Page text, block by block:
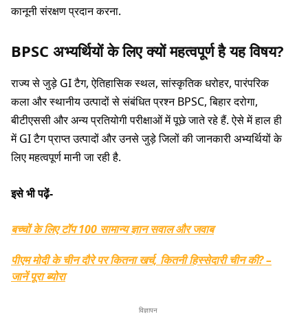
कानूनी संरक्षण प्रदान करना.
BPSC अभ्यर्थियों के लिए क्यों महत्वपूर्ण है यह विषय?
राज्य से जुड़े GI टैग, ऐतिहासिक स्थल, सांस्कृतिक धरोहर, पारंपरिक
कला और स्थानीय उत्पादों से संबंधित प्रश्न BPSC, बिहार दरोगा,
बीटीएससी और अन्य प्रतियोगी परीक्षाओं में पूछे जाते रहे हैं. ऐसे में हाल ही
में GI टैग प्राप्त उत्पादों और उनसे जुड़े जिलों की जानकारी अभ्यर्थियों के
लिए महत्वपूर्ण मानी जा रही है.
इसे भी पढ़ें-
बच्चों के लिए टॉप 100 सामान्य ज्ञान सवाल और जवाब
पीएम मोदी के चीन दौरे पर कितना खर्च, कितनी हिस्सेदारी चीन की? –
जानें पूरा ब्योरा
विज्ञापन